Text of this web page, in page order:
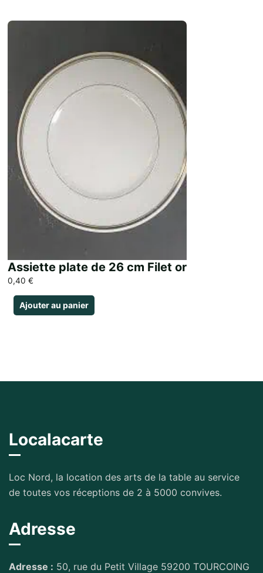
Assiette plate de 26 cm Filet or
0,40 €
Ajouter au panier
Localacarte
Loc Nord, la location des arts de la table au service
de toutes vos réceptions de 2 à 5000 convives.
Adresse
Adresse : 50, rue du Petit Village 59200 TOURCOING